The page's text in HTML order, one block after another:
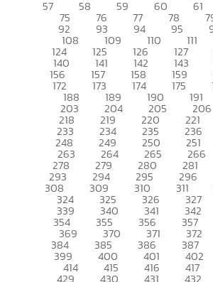
57 58 59 60 61
75 76 77 78
92 93 94 95
108 109 110 111
124 125 126 127
140 141 142 143
156 157 158 159
172 173 174 175
188 189 190 191
203 204 205 206
218 219 220 221
233 234 235 236
248 249 250 251
263 264 265 266
278 279 280 281
293 294 295 296
308 309 310 311
324 325 326 327
339 340 341 342
354 355 356 357
369 370 371 372
384 385 386 387
399 400 401 402
414 415 416 417